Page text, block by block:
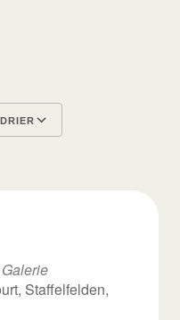
Staffelfelden,